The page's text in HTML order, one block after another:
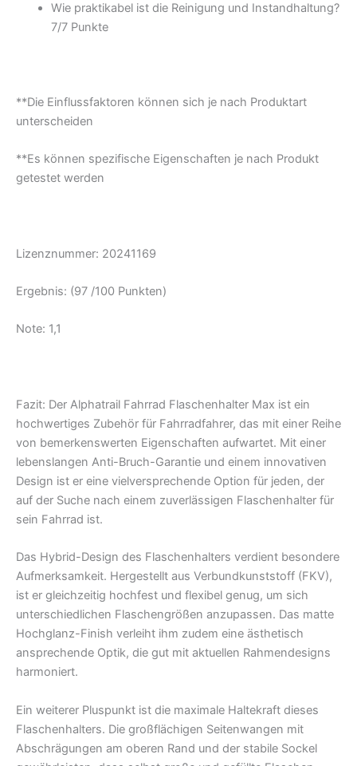
Wie praktikabel ist die Reinigung und Instandhaltung?
7/7 Punkte
**Die Einflussfaktoren können sich je nach Produktart
unterscheiden
**Es können spezifische Eigenschaften je nach Produkt
getestet werden
Lizenznummer: 20241169
Ergebnis: (97 /100 Punkten)
Note: 1,1
Fazit: Der Alphatrail Fahrrad Flaschenhalter Max ist ein
hochwertiges Zubehör für Fahrradfahrer, das mit einer Reihe
von bemerkenswerten Eigenschaften aufwartet. Mit einer
lebenslangen Anti-Bruch-Garantie und einem innovativen
Design ist er eine vielversprechende Option für jeden, der
auf der Suche nach einem zuverlässigen Flaschenhalter für
sein Fahrrad ist.
Das Hybrid-Design des Flaschenhalters verdient besondere
Aufmerksamkeit. Hergestellt aus Verbundkunststoff (FKV),
ist er gleichzeitig hochfest und flexibel genug, um sich
unterschiedlichen Flaschengrößen anzupassen. Das matte
Hochglanz-Finish verleiht ihm zudem eine ästhetisch
ansprechende Optik, die gut mit aktuellen Rahmendesigns
harmoniert.
Ein weiterer Pluspunkt ist die maximale Haltekraft dieses
Flaschenhalters. Die großflächigen Seitenwangen mit
Abschrägungen am oberen Rand und der stabile Sockel